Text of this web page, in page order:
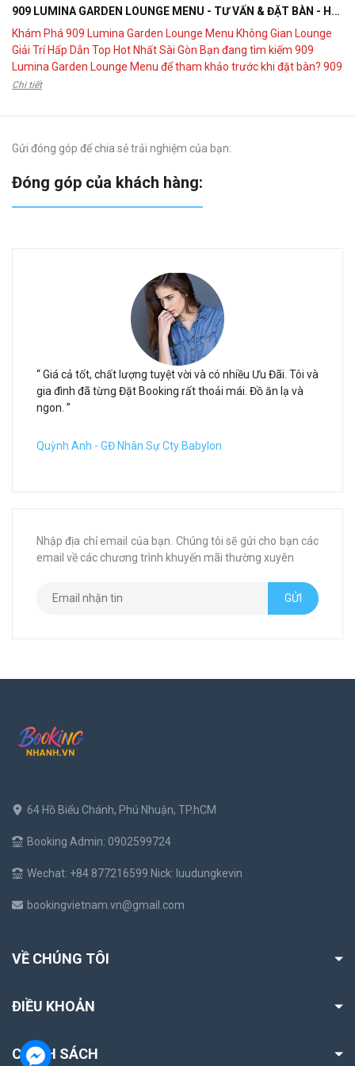
909 LUMINA GARDEN LOUNGE MENU - TƯ VẤN & ĐẶT BÀN - HOTLINE 0902599724
Khám Phá 909 Lumina Garden Lounge Menu Không Gian Lounge
Giải Trí Hấp Dẫn Top Hot Nhất Sài Gòn Bạn đang tìm kiếm 909
Lumina Garden Lounge Menu để tham khảo trước khi đặt bàn? 909
Lumina Garden Lounge là điểm đến kết hợp giữa ẩm thực, giải trí và
Chi tiết
Gửi đóng góp để chia sẻ trải nghiệm của bạn:
Đóng góp của khách hàng:
“ Giá cả tốt, chất lượng tuyệt vời và có nhiều Ưu Đãi. Tôi và
gia đình đã từng Đặt Booking rất thoải mái. Đồ ăn lạ và
ngon. ”
Quỳnh Anh - GĐ Nhân Sự Cty Babylon
Nhập địa chỉ email của bạn. Chúng tôi sẽ gửi cho bạn các
email về các chương trình khuyến mãi thường xuyên
GỬI
64 Hồ Biểu Chánh, Phú Nhuận, TP.hCM
Booking Admin: 0902599724
Wechat: +84 877216599 Nick: luudungkevin
bookingvietnam.vn@gmail.com
VỀ CHÚNG TÔI
ĐIỀU KHOẢN
CHÍNH SÁCH